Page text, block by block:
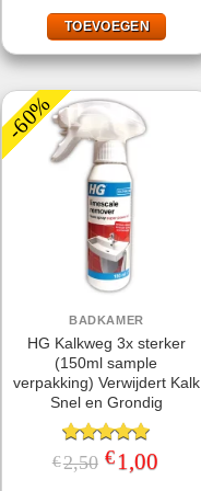
€11,50.€3,99.
TOEVOEGEN
-60%
BADKAMER
HG Kalkweg 3x sterker
(150ml sample
verpakking) Verwijdert Kalk
Snel en Grondig
Gewaardeerd
5.00uit 5
€2,50
prijs
€ 1,00